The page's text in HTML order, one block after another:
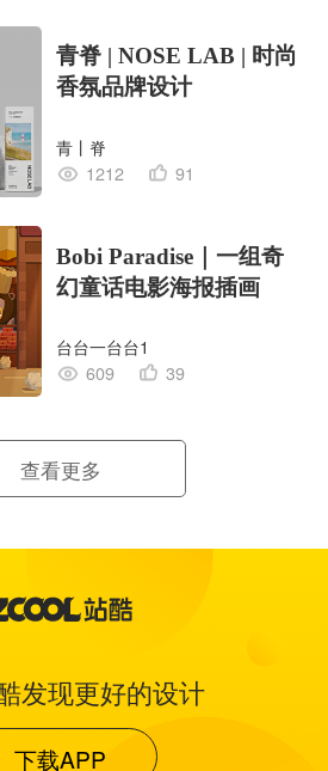
青脊 | NOSE LAB | 时尚
香氛品牌设计
青丨脊
1212
91
Bobi Paradise｜一组奇
幻童话电影海报插画
台台一台台1
609
39
查看更多
发现更好的设计
下载APP